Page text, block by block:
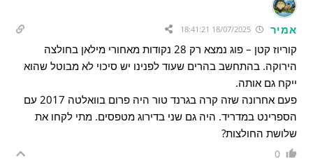
אמיר 18/07/2025 18:41:21
קוריוז קטן – פוג נמצא רק 28 נקודות מאחורי מילאן בחולצה
הירוקה. בהתחשב בהרים שעוד לפנינו יש סיכוי לא מבוטל שהוא
ייקח גם אותה.
פעם אחרונה שזה קרה בגרנד טור היה פרום בוואלטה 2017 עם
הספרינט במדריד. היה גם שני בדירוג מטפסים. מתי לקחו את
שלושת החולצות?
0